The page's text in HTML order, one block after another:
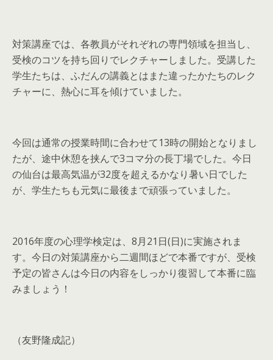
対策講座では、各教員がそれぞれの専門領域を担当し、
受検のコツを持ち回りでレクチャーしました。受講した
学生たちは、ふだんの講義とはまた違ったかたちのレク
チャーに、熱心に耳を傾けていました。
今回は通常の授業時間に合わせて13時の開始となりまし
たが、途中休憩を挟んで3コマ分の長丁場でした。今日
の仙台は最高気温が32度を超えるかなり暑い日でした
が、学生たちも元気に最後まで頑張っていました。
2016年度の心理学検定は、8月21日(日)に実施されま
す。今日の対策講座から二週間ほどで本番ですが、受検
予定の皆さんは今日の内容をしっかり復習して本番に臨
みましょう！
（友野隆成記）